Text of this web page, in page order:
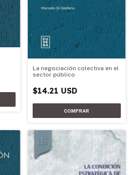
La negociación colectiva en el
sector público
$14.21 USD